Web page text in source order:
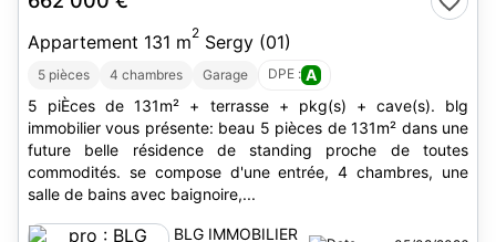
Appartement 131 m2 Sergy (01)
5 pièces 4 chambres Garage DPE : A
5 piÈces de 131m² + terrasse + pkg(s) + cave(s). blg
immobilier vous présente: beau 5 pièces de 131m² dans une
future belle résidence de standing proche de toutes
commodités. se compose d'une entrée, 4 chambres, une
salle de bains avec baignoire,...
BLG IMMOBILIER